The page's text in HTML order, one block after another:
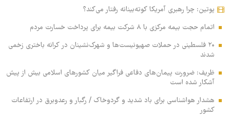
پوتین: چرا رهبری آمریکا کوته‌بینانه رفتار می‌کند؟
اتمام حجت بیمه مرکزی با ۸ شرکت بیمه برای پرداخت خسارت مردم
۲۰ فلسطینی در حملات صهیونیست‌ها و شهرک‌نشینان در کرانه باختری زخمی
شدند
ظریف: ضرورت پیمان‌های دفاعی فراگیر میان کشورهای اسلامی بیش از پیش
آشکار شده است
هشدار هواشناسی برای باد شدید و گردوخاک / رگبار و رعدوبرق در ارتفاعات
کشور